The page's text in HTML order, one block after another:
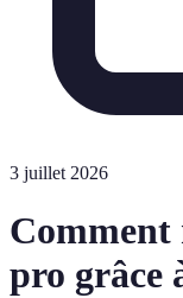
3 juillet 2026
pro grâce